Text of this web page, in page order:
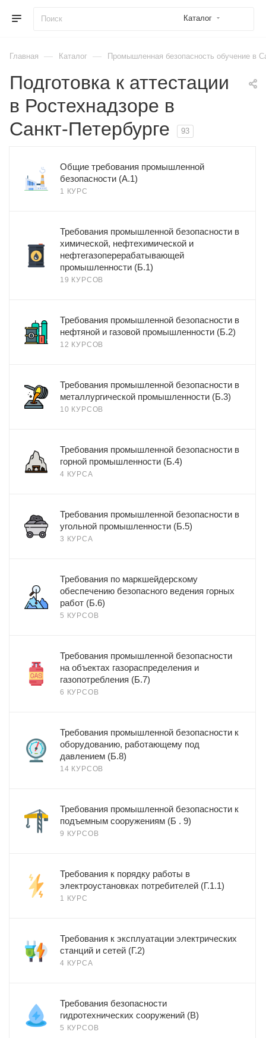
Каталог
Главная — Каталог — Промышленная безопасность обучение в
Подготовка к аттестации
в Ростехнадзоре в
Санкт-Петербурге
93
Общие требования промышленной
безопасности (А.1)
1 КУРС
Требования промышленной безопасности в
химической, нефтехимической и
нефтегазоперерабатывающей
промышленности (Б.1)
19 КУРСОВ
Требования промышленной безопасности в
нефтяной и газовой промышленности (Б.2)
12 КУРСОВ
Требования промышленной безопасности в
металлургической промышленности (Б.3)
10 КУРСОВ
Требования промышленной безопасности в
горной промышленности (Б.4)
4 КУРСА
Требования промышленной безопасности в
угольной промышленности (Б.5)
3 КУРСА
Требования по маркшейдерскому
обеспечению безопасного ведения горных
работ (Б.6)
5 КУРСОВ
Требования промышленной безопасности
на объектах газораспределения и
газопотребления (Б.7)
6 КУРСОВ
Требования промышленной безопасности к
оборудованию, работающему под
давлением (Б.8)
14 КУРСОВ
Требования промышленной безопасности к
подъемным сооружениям (Б . 9)
9 КУРСОВ
Требования к порядку работы в
электроустановках потребителей (Г.1.1)
1 КУРС
Требования к эксплуатации электрических
станций и сетей (Г.2)
4 КУРСА
Требования безопасности
гидротехнических сооружений (В)
5 КУРСОВ